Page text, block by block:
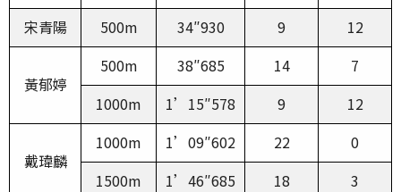
宋青陽
500m 34″930 9 12
黃郁婷
500m 38″685 14
7
1000m
1’15″578 9 12
戴瑋麟
1000m 1’09″602 22
0
1500m
1’46″685 18 3